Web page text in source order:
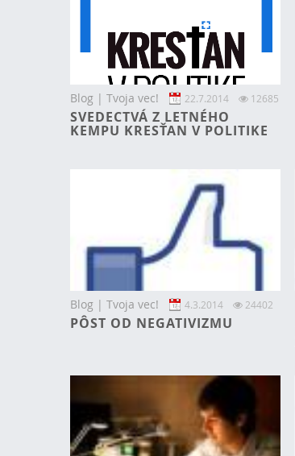
Blog | Tvoja vec! 22.7.2014 12685
SVEDECTVÁ Z LETNÉHO
KEMPU KRESŤAN V POLITIKE
Blog | Tvoja vec! 4.3.2014 24402
PÔST OD NEGATIVIZMU